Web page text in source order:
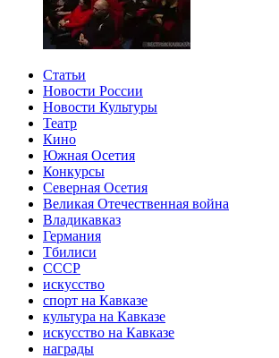
Статьи
Новости России
Новости Культуры
Театр
Кино
Южная Осетия
Конкурсы
Северная Осетия
Великая Отечественная война
Владикавказ
Германия
Тбилиси
СССР
искусство
спорт на Кавказе
культура на Кавказе
искусство на Кавказе
награды